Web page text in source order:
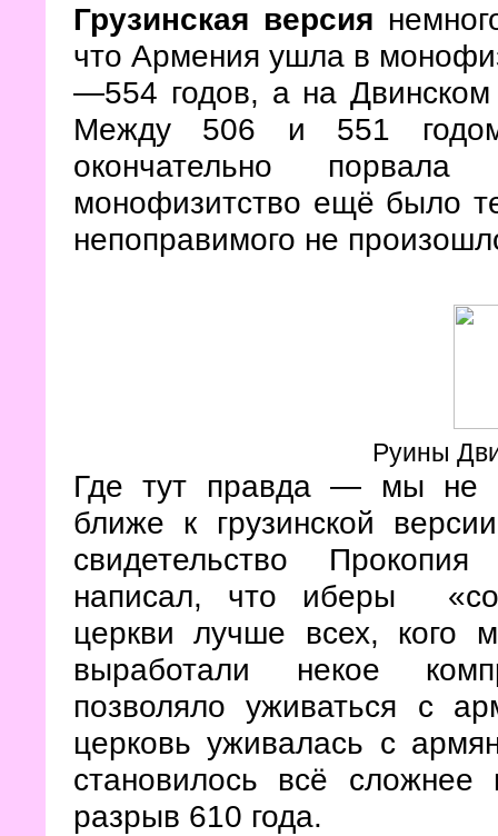
Грузинская версия
что Армения ушла в
—554 годов, а на
Между 506 и 551
окончательно
монофизитство ещё было
непоправимого не
Руины
Где тут правда — мы не
ближе к грузинской
свидетельство Прокопия
написал, что иберы
церкви лучше всех, кого
выработали некое
позволяло уживаться с
церковь уживалась с
становилось всё
разрыв 610 года.